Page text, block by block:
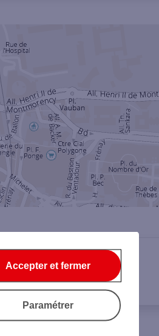
Accepter et fermer
Paramétrer